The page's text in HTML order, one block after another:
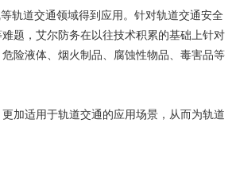
轨道交通领域得到应用。针对轨道交通安全
题，艾尔防务在以往技术积累的基础上针对
险液体、烟火制品、腐蚀性物品、毒害品等
加适用于轨道交通的应用场景，从而为轨道